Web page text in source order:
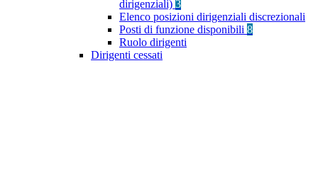
dirigenziali) 3
Elenco posizioni dirigenziali discrezionali
Posti di funzione disponibili 8
Ruolo dirigenti
Dirigenti cessati